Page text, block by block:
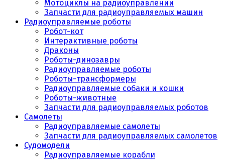
Мотоциклы на радиоуправлении
Запчасти для радиоуправляемых машин
Радиоуправляемые роботы
Робот-кот
Интерактивные роботы
Драконы
Роботы-динозавры
Радиоуправляемые роботы
Роботы-трансформеры
Радиоуправляемые собаки и кошки
Роботы-животные
Запчасти для радиоуправляемых роботов
Самолеты
Радиоуправляемые самолеты
Запчасти для радиоуправляемых самолетов
Судомодели
Радиоуправляемые корабли